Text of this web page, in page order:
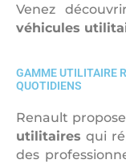
Venez
véhicules
GAMME UTILITAIRE
QUOTIDIENS
Renault
utilitaires qui
des